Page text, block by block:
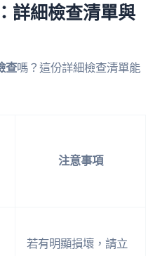
詳細檢查清單與
查嗎？這份詳細檢查清單能
注意事項
若有明顯損壞，請立